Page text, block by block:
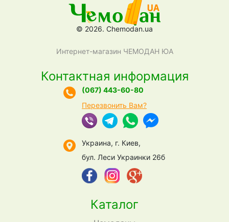
© 2026. Chemodan.ua
Интернет-магазин ЧЕМОДАН ЮА
Каталог
Контактная информация
(067) 443-60-80
Перезвонить Вам?
Украина, г. Киев,
бул. Леси Украинки 26б